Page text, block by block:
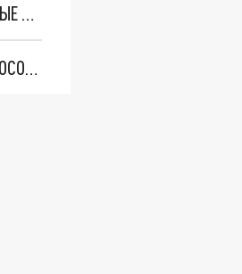
"ОЧЕНЬ ПЛОХИЕ НОВОСТИ": БОЛЬШАЯ ОШИБКА PALANTIR В РОССИИ. СТРАНЫ НАТО ВПЕРВЫЕ ЗА СВО ОСТАНОВИЛИ ПОСТАВКИ ОРУЖИЯ. ВСУ ТЕРЯЮТ ПРИГРАНИЧЬЕ?
"ТЕРПЕНИЕ ПУТИНА ЛОПНУЛО". РЕКОРДНЫЙ УДАР ПО КИЕВУ "ПЕРЕСЁК КРАСНЫЕ ЛИНИИ". ОСОБЫЕ СПЕЦЫ КНДР НА ЛБС? ТАЙНЫЕ ПЕРЕГОВОРЫ ЕВРОПЫ И МОСКВЫ